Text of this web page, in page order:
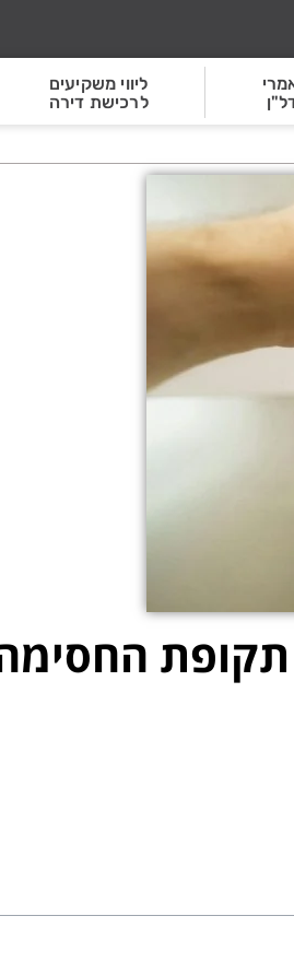
ליווי משקיעים
לרכישת דירה
תקופת